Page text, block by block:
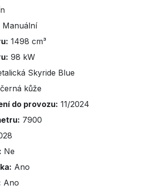
Manuální
1498 cm³
98 kW
Skyride Blue
černá kůže
do provozu: 11/2024
7900
Ne
Ano
Ano